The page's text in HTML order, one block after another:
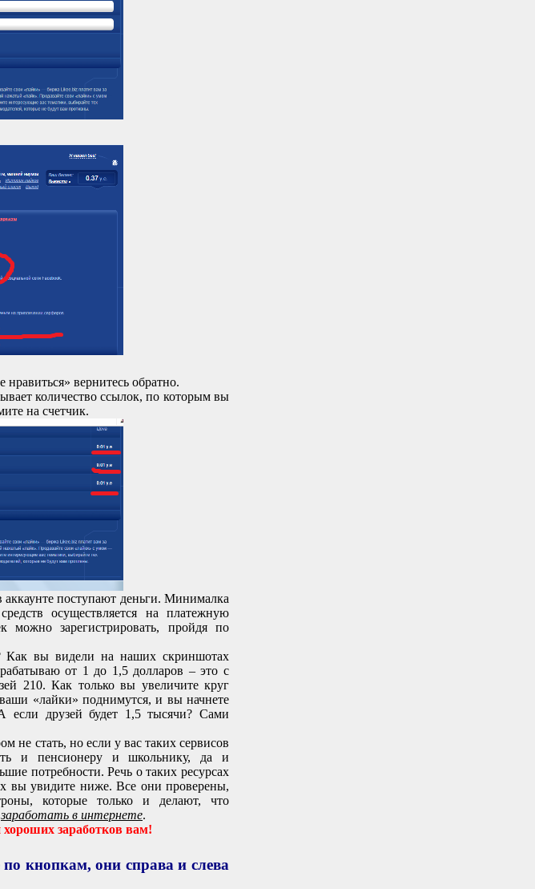
вернитесь обратно.
количество ссылок, по которым вы
на счетчик.
поступают деньги. Минималка
осуществляется на платежную
можно зарегистрировать, пройдя по
Как вы видели на наших скриншотах
от 1 до 1,5 долларов – это с
210. Как только вы увеличите круг
«лайки» поднимутся, и вы начнете
если друзей будет 1,5 тысячи? Сами
не стать, но если у вас таких сервисов
и пенсионеру и школьнику, да и
потребности. Речь о таких ресурсах
вы увидите ниже. Все они проверены,
которые только и делают, что
заработать в интернете.
заработков вам!
кнопкам, они справа и слева